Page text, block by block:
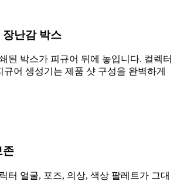
난감 박스
된 박스가 피규어 뒤에 놓입니다. 컬렉터
어 생성기는 제품 샷 구성을 완벽하게
존
터 얼굴, 포즈, 의상, 색상 팔레트가 그대